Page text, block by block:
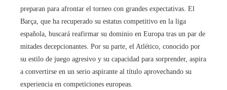
preparan para afrontar el torneo con grandes expectativas. El
Barça, que ha recuperado su estatus competitivo en la liga
española, buscará reafirmar su dominio en Europa tras un par de
mitades decepcionantes. Por su parte, el Atlético, conocido por
su estilo de juego agresivo y su capacidad para sorprender, aspira
a convertirse en un serio aspirante al título aprovechando su
experiencia en competiciones europeas.